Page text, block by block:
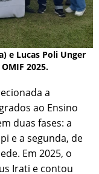
e Lucas Poli Unger
2025.
a
ao Ensino
duas fases: a
e a segunda, de
Em 2025, o
Irati e contou